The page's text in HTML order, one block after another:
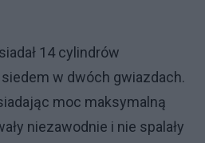
14 cylindrów
w dwóch gwiazdach.
moc maksymalną
niezawodnie i nie spalały